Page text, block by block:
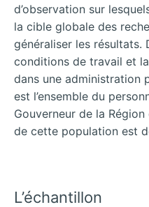
d’observation sur
la cible globale des
généraliser les résultats.
conditions de travail et
dans une administration
est l’ensemble du
Gouverneur de la Région
de cette population est
L’échantillon